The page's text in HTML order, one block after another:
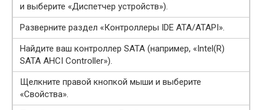
и выберите «Диспетчер устройств»).
Разверните раздел «Контроллеры IDE ATA/ATAPI».
Найдите ваш контроллер SATA (например, «Intel(R)
SATA AHCI Controller»).
Щелкните правой кнопкой мыши и выберите
«Свойства».